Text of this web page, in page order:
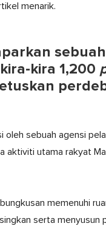
menarik.
kira 1,200
sebuah agensi
aktiviti utama rakyat
memenuhi
serta